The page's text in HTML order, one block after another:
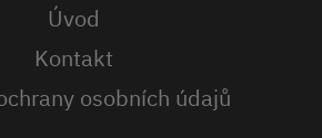
Úvod
Kontakt
osobních údajů